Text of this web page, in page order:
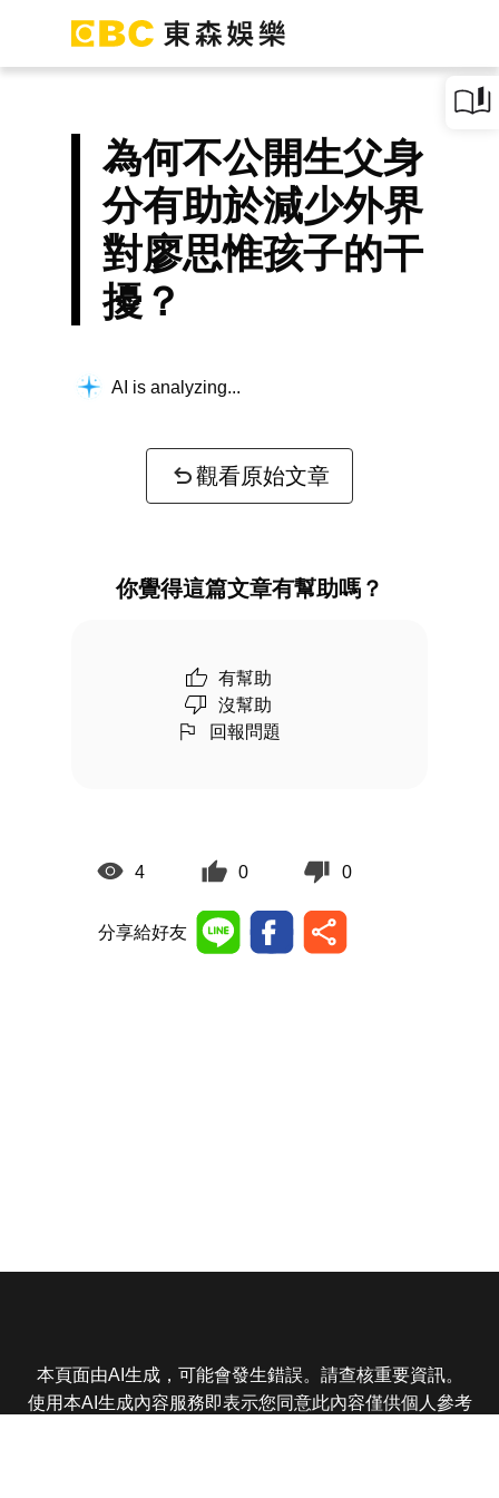
為何不公開生父身
分有助於減少外界
對廖思惟孩子的干
擾？
AI is analyzing...
觀看原始文章
你覺得這篇文章有幫助嗎？
有幫助
沒幫助
回報問題
4 0 0
分享給好友
本頁面由AI生成，可能會發生錯誤。請查核重要資訊。
使用本AI生成內容服務即表示您同意此內容僅供個人參考